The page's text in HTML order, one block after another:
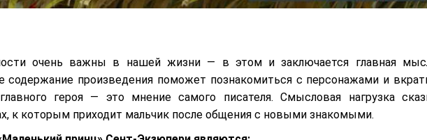
очень важны в нашей жизни — в этом и заключается главная
содержание произведения поможет познакомиться с персонажами и
героя — это мнение самого писателя. Смысловая нагрузка
к которым приходит мальчик после общения с новыми знакомыми.